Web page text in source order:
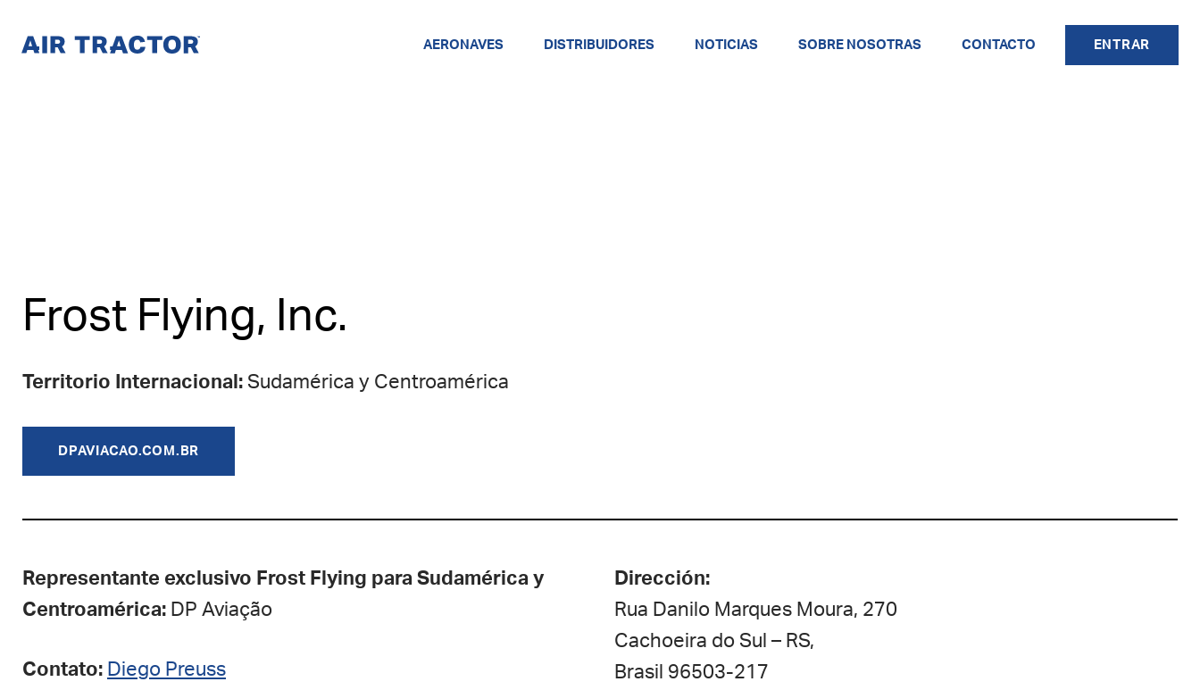
Contenido
AERONAVES DISTRIBUIDORES NOTICIAS SOBRE NOSOTRAS CONTACTO ENTRAR
Frost Flying, Inc.
Territorio Internacional: Sudamérica y Centroamérica
DPAVIACAO.COM.BR
Representante exclusivo Frost Flying para Sudamérica y
Centroamérica: DP Aviação
Contato: Diego Preuss
Dirección:
Rua Danilo Marques Moura, 270
Cachoeira do Sul – RS,
Brasil 96503-217